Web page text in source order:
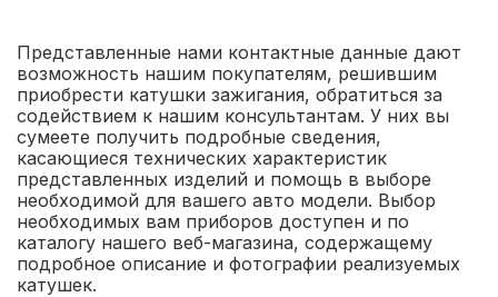
Представленные нами контактные данные дают
возможность нашим покупателям, решившим
приобрести катушки зажигания, обратиться за
содействием к нашим консультантам. У них вы
сумеете получить подробные сведения,
касающиеся технических характеристик
представленных изделий и помощь в выборе
необходимой для вашего авто модели. Выбор
необходимых вам приборов доступен и по
каталогу нашего веб-магазина, содержащему
подробное описание и фотографии реализуемых
катушек.